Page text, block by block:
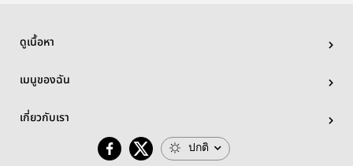
ดูเนื้อหา
เมนูของฉัน
เกี่ยวกับเรา
ปกติ